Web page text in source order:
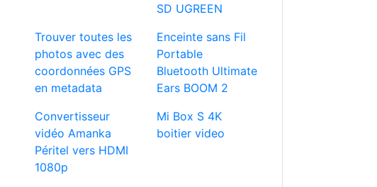
SD UGREEN
Trouver toutes les
photos avec des
coordonnées GPS
en metadata
Enceinte sans Fil
Portable
Bluetooth Ultimate
Ears BOOM 2
Convertisseur
vidéo Amanka
Péritel vers HDMI
1080p
Mi Box S 4K
boitier video